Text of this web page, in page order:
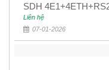
SDH
Liên hệ
07-01-2026